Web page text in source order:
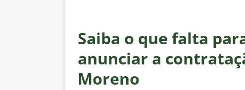
Feminina de 2027
NOTÍCIAS
[ 4 de agosto de 2026 ] Alerta no Rio:
Saiba o que falta
anunciar a
Moreno